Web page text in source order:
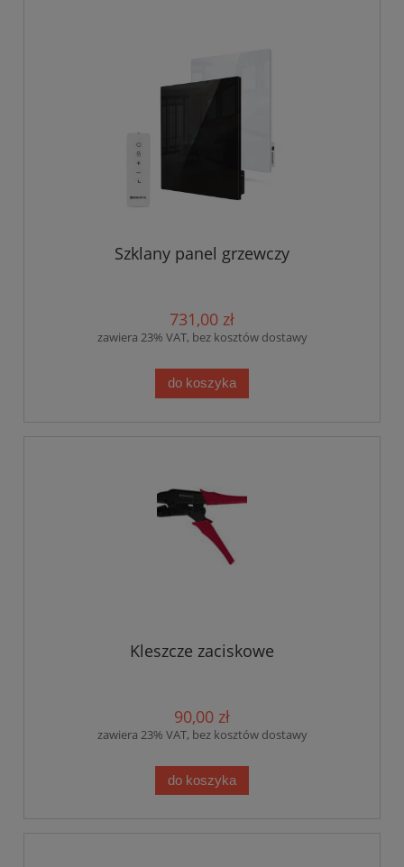
Szklany panel grzewczy
731,00 zł
zawiera 23% VAT, bez kosztów dostawy
do koszyka
Kleszcze zaciskowe
90,00 zł
zawiera 23% VAT, bez kosztów dostawy
do koszyka